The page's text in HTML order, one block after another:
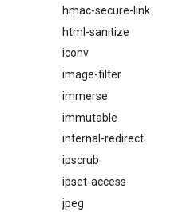
hmac-secure-link
html-sanitize
iconv
image-filter
immerse
immutable
internal-redirect
ipscrub
ipset-access
jpeg